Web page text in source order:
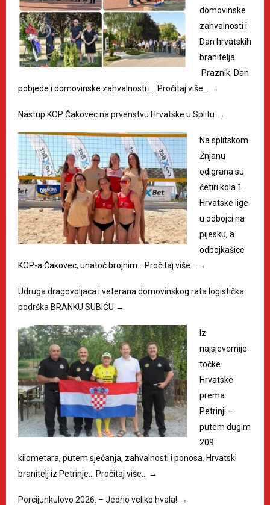
domovinske
zahvalnosti i
Dan hrvatskih
branitelja.
Praznik, Dan
pobjede i domovinske zahvalnosti i… Pročitaj više… →
Nastup KOP Čakovec na prvenstvu Hrvatske u Splitu →
Na splitskom
Žnjanu
odigrana su
četiri kola 1.
Hrvatske lige
u odbojci na
pijesku, a
odbojkašice
KOP-a Čakovec, unatoč brojnim… Pročitaj više… →
Udruga dragovoljaca i veterana domovinskog rata logistička
podrška BRANKU SUBIĆU →
Iz
najsjevernije
točke
Hrvatske
prema
Petrinji –
putem dugim
209
kilometara, putem sjećanja, zahvalnosti i ponosa. Hrvatski
branitelj iz Petrinje… Pročitaj više… →
Porcijunkulovo 2026. – Jedno veliko hvala! →